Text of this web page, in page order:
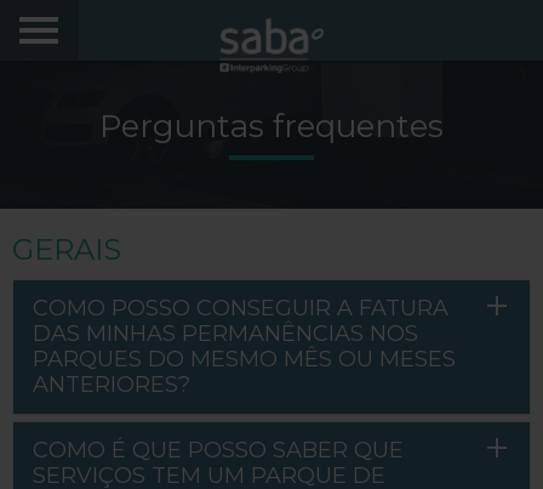
AEROPORTOS
PRODUTOS E AVENÇAS
VIA VERDE EXPRESS
VIA VERDE ESTACIONAR
APP SABA
Perguntas frequentes
GERAIS
COMO POSSO CONSEGUIR A FATURA
DAS MINHAS PERMANÊNCIAS NOS
PARQUES DO MESMO MÊS OU MESES
ANTERIORES?
COMO É QUE POSSO SABER QUE
SERVIÇOS TEM UM PARQUE DE